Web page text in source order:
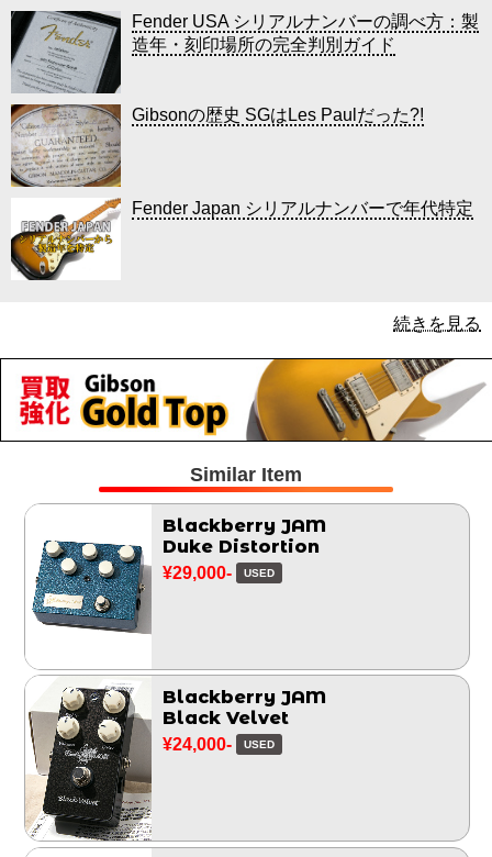
Fender USA シリアルナンバーの調べ方：製
造年・刻印場所の完全判別ガイド
Gibsonの歴史 SGはLes Paulだった?!
Fender Japan シリアルナンバーで年代特定
続きを見る
Similar Item
Blackberry JAM
Duke Distortion
¥29,000- USED
Blackberry JAM
Black Velvet
¥24,000- USED